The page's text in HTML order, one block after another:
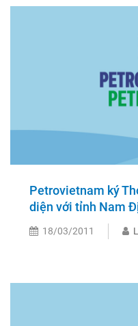
Petrovietnam ký
diện với tỉnh Nam
18/03/2011